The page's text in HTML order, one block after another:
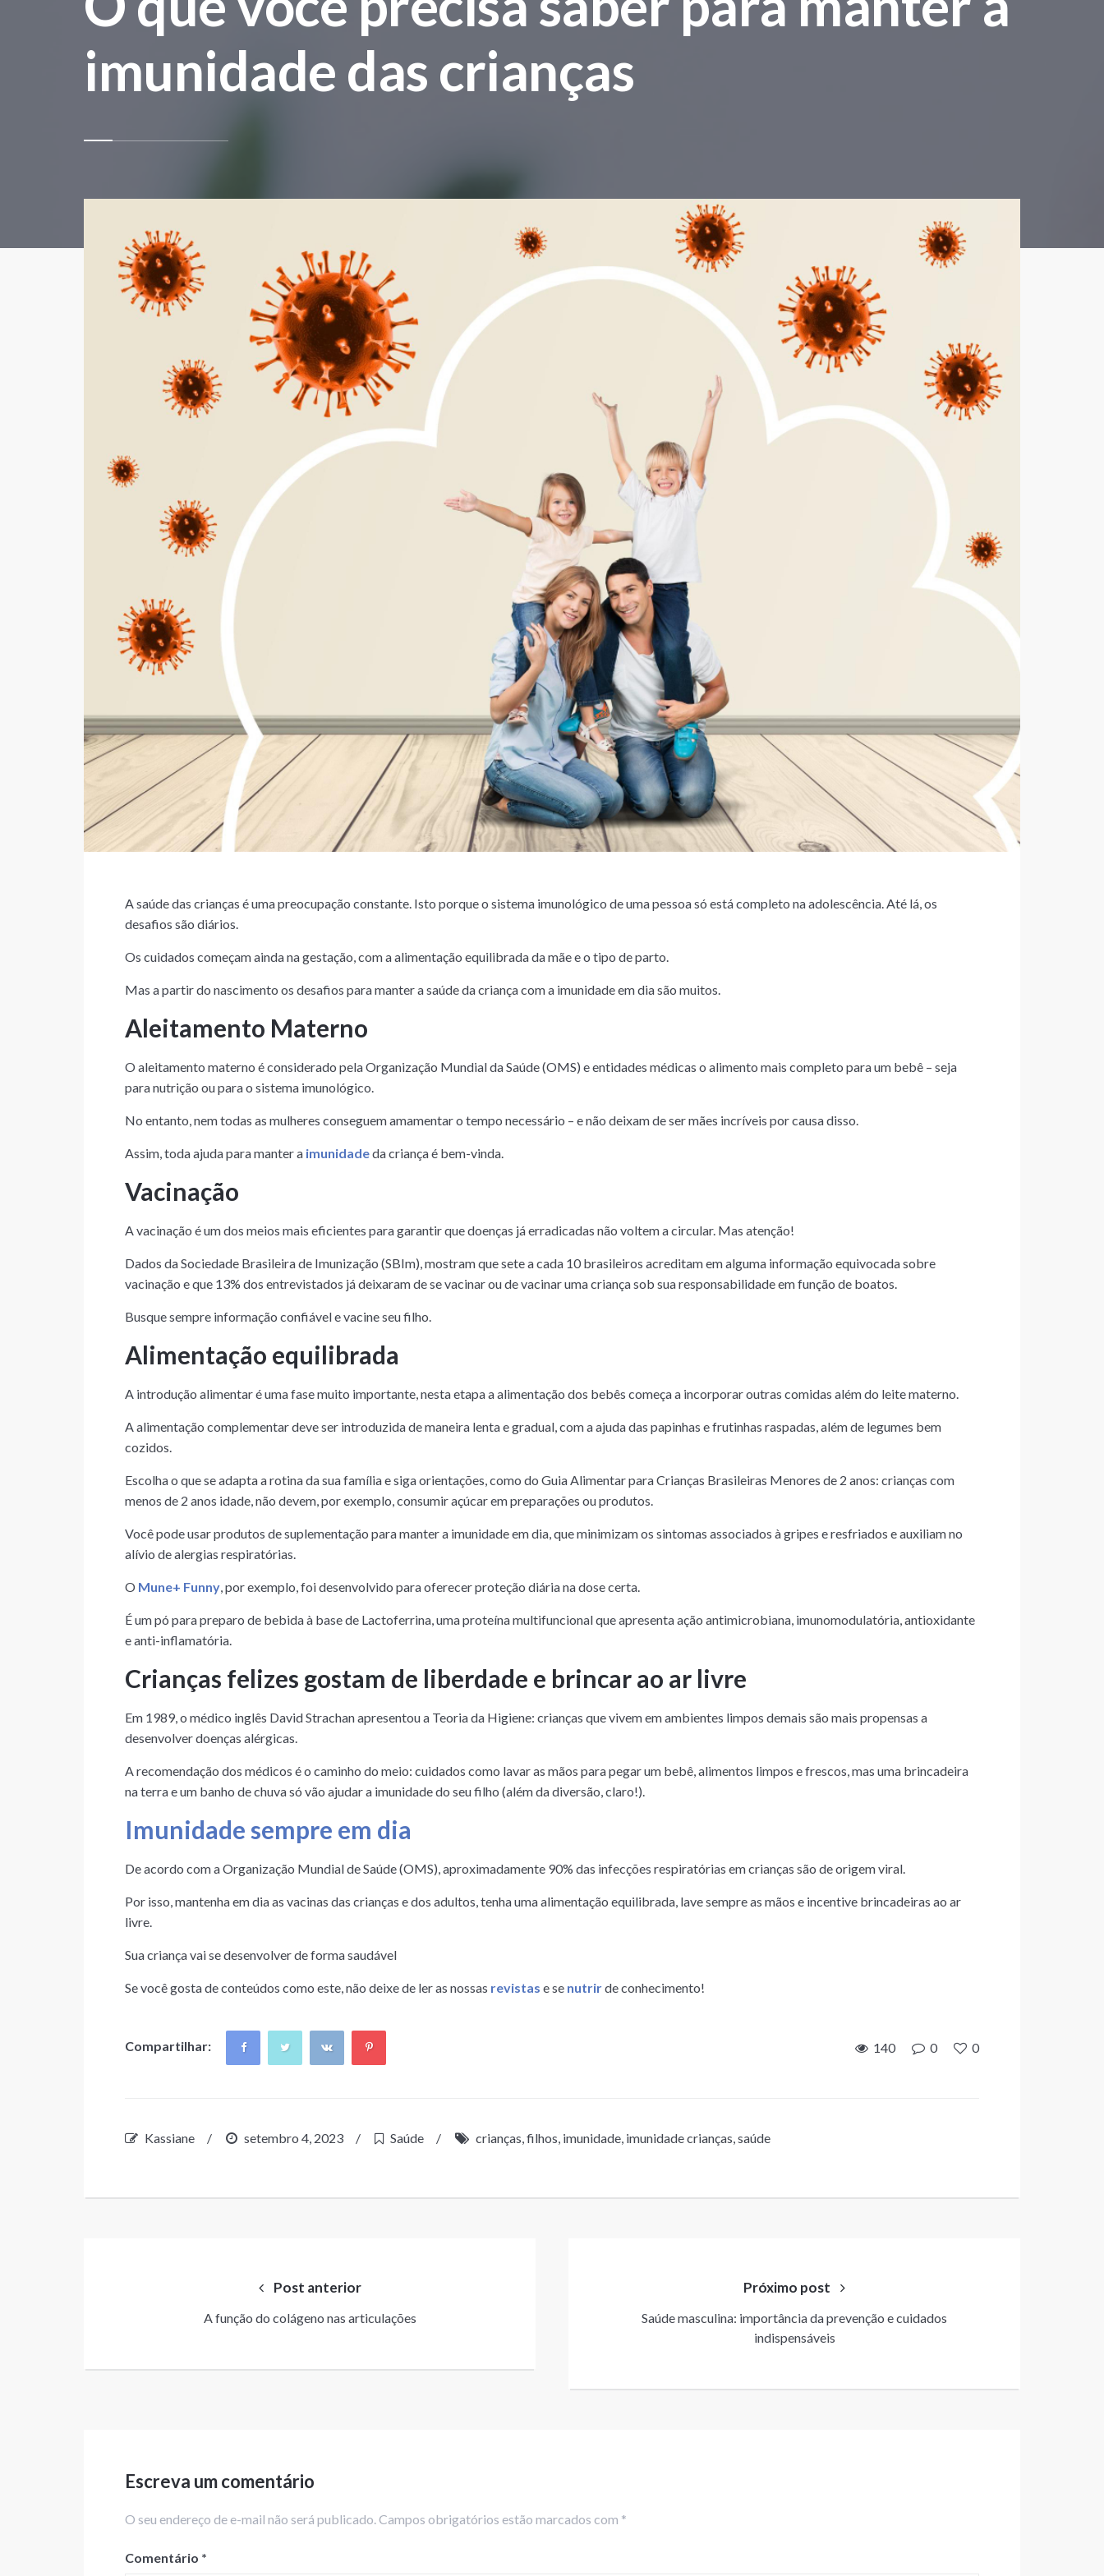
imunidade das crianças
A saúde das crianças é uma preocupação constante. Isto porque o sistema imunológico de uma pessoa só está completo na adolescência. Até lá, os
desafios são diários.
Os cuidados começam ainda na gestação, com a alimentação equilibrada da mãe e o tipo de parto.
Mas a partir do nascimento os desafios para manter a saúde da criança com a imunidade em dia são muitos.
Aleitamento Materno
O aleitamento materno é considerado pela Organização Mundial da Saúde (OMS) e entidades médicas o alimento mais completo para um bebê – seja
para nutrição ou para o sistema imunológico.
No entanto, nem todas as mulheres conseguem amamentar o tempo necessário – e não deixam de ser mães incríveis por causa disso.
Assim, toda ajuda para manter a imunidadeda criança é bem-vinda.
Vacinação
A vacinação é um dos meios mais eficientes para garantir que doenças já erradicadas não voltem a circular. Mas atenção!
Dados da Sociedade Brasileira de Imunização (SBIm), mostram que sete a cada 10 brasileiros acreditam em alguma informação equivocada sobre
vacinação e que 13% dos entrevistados já deixaram de se vacinar ou de vacinar uma criança sob sua responsabilidade em função de boatos.
Busque sempre informação confiável e vacine seu filho.
Alimentação equilibrada
A introdução alimentar é uma fase muito importante, nesta etapa a alimentação dos bebês começa a incorporar outras comidas além do leite materno.
A alimentação complementar deve ser introduzida de maneira lenta e gradual, com a ajuda das papinhas e frutinhas raspadas, além de legumes bem
cozidos.
Escolha o que se adapta a rotina da sua família e siga orientações, como do Guia Alimentar para Crianças Brasileiras Menores de 2 anos: crianças com
menos de 2 anos idade, não devem, por exemplo, consumir açúcar em preparações ou produtos.
Você pode usar produtos de suplementação para manter a imunidade em dia, que minimizam os sintomas associados à gripes e resfriados e auxiliam no
alívio de alergias respiratórias.
O Mune+ Funny , por exemplo, foi desenvolvido para oferecer proteção diária na dose certa.
É um pó para preparo de bebida à base de Lactoferrina, uma proteína multifuncional que apresenta ação antimicrobiana, imunomodulatória, antioxidante
e anti-inflamatória.
Crianças felizes gostam de liberdade e brincar ao ar livre
Em 1989, o médico inglês David Strachan apresentou a Teoria da Higiene: crianças que vivem em ambientes limpos demais são mais propensas a
desenvolver doenças alérgicas.
A recomendação dos médicos é o caminho do meio: cuidados como lavar as mãos para pegar um bebê, alimentos limpos e frescos, mas uma brincadeira
na terra e um banho de chuva só vão ajudar a imunidade do seu filho (além da diversão, claro!).
Imunidade sempre em dia
De acordo com a Organização Mundial de Saúde (OMS), aproximadamente 90% das infecções respiratórias em crianças são de origem viral.
Por isso, mantenha em dia as vacinas das crianças e dos adultos, tenha uma alimentação equilibrada, lave sempre as mãos e incentive brincadeiras ao ar
livre.
Sua criança vai se desenvolver de forma saudável
Se você gosta de conteúdos como este, não deixe de ler as nossas revistas e se nutrirde conhecimento!
Compartilhar: 140 0 0
Kassiane / setembro 4, 2023 / Saúde / crianças filhos imunidade imunidade crianças saúde
Post anterior
A função do colágeno nas articulações
Próximo post
Saúde masculina: importância da prevenção e cuidados
indispensáveis
Escreva um comentário
O seu endereço de e-mail não será publicado. Campos obrigatórios estão marcados com *
Comentário *